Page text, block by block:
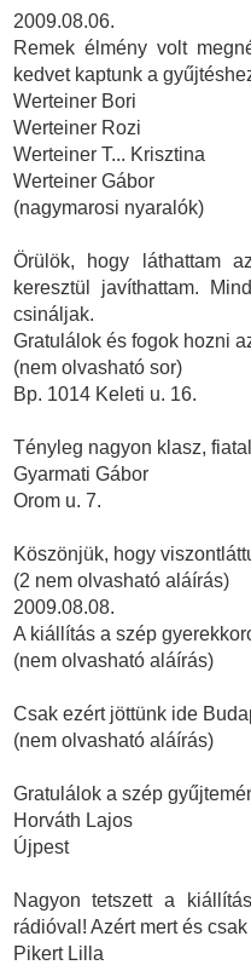
2009.08.06.
Remek élmény volt
kedvet kaptunk a
Werteiner Bori
Werteiner Rozi
Werteiner T... Krisztina
Werteiner Gábor
(nagymarosi nyaralók)
Örülök, hogy láthattam
keresztül javíthattam.
csináljak.
Gratulálok és fogok hozni
(nem olvasható sor)
Bp. 1014 Keleti u. 16.
Tényleg nagyon klasz,
Gyarmati Gábor
Orom u. 7.
Köszönjük, hogy
(2 nem olvasható aláírás)
2009.08.08.
A kiállítás a szép
(nem olvasható aláírás)
Csak ezért jöttünk ide
(nem olvasható aláírás)
Gratulálok a szép
Horváth Lajos
Újpest
Nagyon tetszett a
rádióval! Azért mert és
Pikert Lilla